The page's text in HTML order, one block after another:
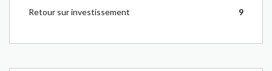
Retour sur investissement
9